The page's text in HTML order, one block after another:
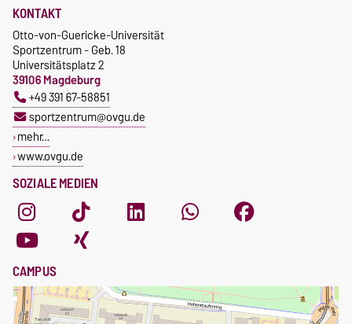
SOZIALE MEDIEN
KONTAKT
Otto-von-Guericke-Universität
Sportzentrum - Geb. 18
Universitätsplatz 2
39106 Magdeburg
+49 391 67-58851
sportzentrum@ovgu.de
mehr…
www.ovgu.de
CAMPUS